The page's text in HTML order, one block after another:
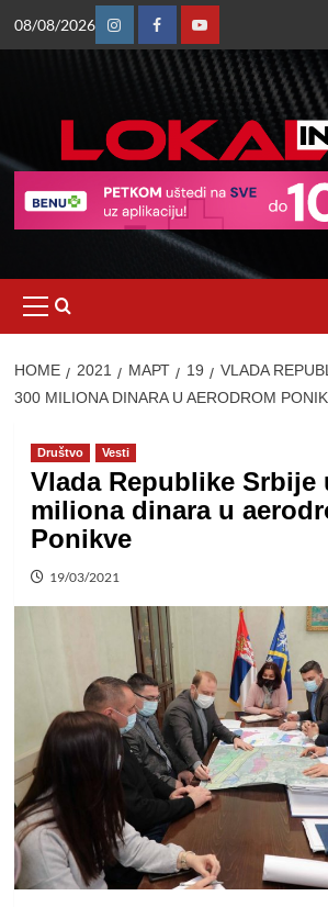
08/08/2026
InstagramFacebookYoutube
Menu
HOME 2021 МАРТ 19
VLADA
300 MILIONA DINARA U AERODROM
Društvo Vesti
Vlada Republike Srbije
miliona dinara u
Ponikve
19/03/2021